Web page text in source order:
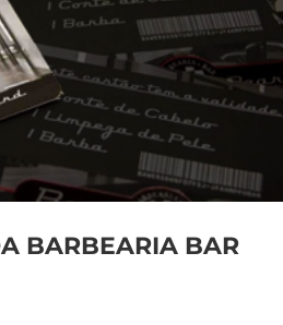
BARBEARIA BAR